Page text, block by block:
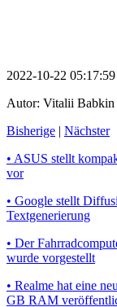
2022-10-22 05:17:59
Autor: Vitalii Babkin
Bisherige | Nächster
• ASUS stellt
vor
• Google stellt
Textgenerierung
• Der
wurde vorgestellt
• Realme hat eine
GB RAM